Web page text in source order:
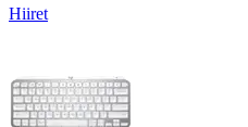
Hiiret